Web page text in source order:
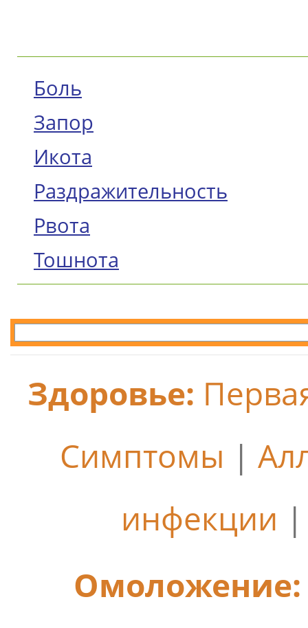
Боль
Запор
Икота
Раздражительность
Рвота
Тошнота
Здоровье:
Симптомы |
инфекции
Омоложение: